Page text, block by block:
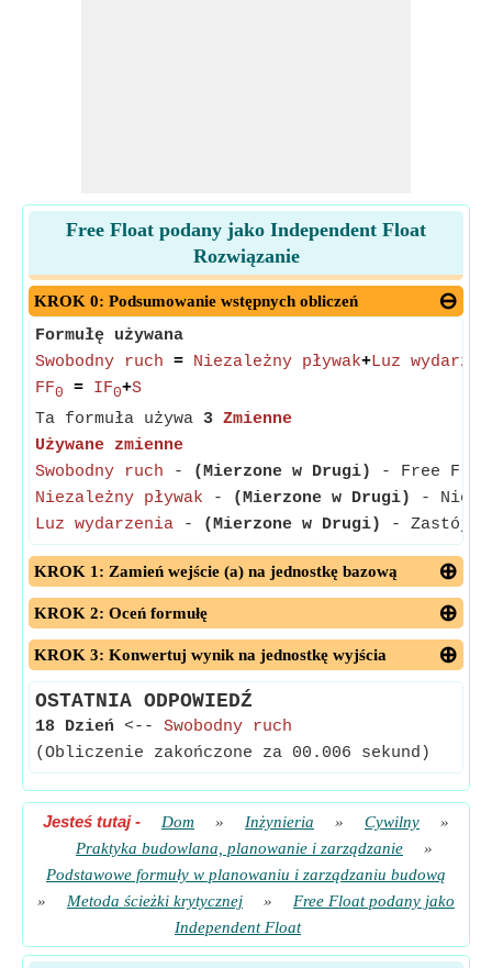
Free Float podany jako Independent Float
Rozwiązanie
KROK 0: Podsumowanie wstępnych obliczeń
Formułę używana
Swobodny ruch = Niezależny pływak+Luz
FF0 = IF0+S
Ta formuła używa 3 Zmienne
Używane zmienne
Swobodny ruch - (Mierzone w Drugi)
- Free
Niezależny pływak - (Mierzone w Drugi)
-
Luz wydarzenia - (Mierzone w Drugi) - Zastój
KROK 1: Zamień wejście (a) na jednostkę bazową
KROK 2: Oceń formułę
KROK 3: Konwertuj wynik na jednostkę wyjścia
OSTATNIA ODPOWIEDŹ
18 Dzień <-- Swobodny ruch
(Obliczenie zakończone za 00.006 sekund)
Jesteś tutaj- Dom » Inżynieria » Cywilny
»
Praktyka budowlana, planowanie i zarządzanie
»
Podstawowe formuły w planowaniu i zarządzaniu budową
»
Metoda ścieżki krytycznej »
Free Float podany jako
Independent Float